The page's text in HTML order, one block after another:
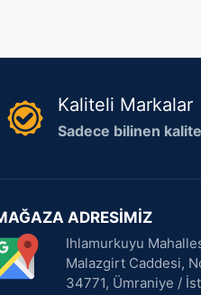
Kaliteli Markalar
Sadece bilinen
ADRESİMİZ
Ihlamurkuyu
Malazgirt Caddesi,
34771, Ümraniye /